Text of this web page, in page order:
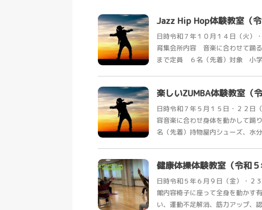
Jazz Hip Hop体験教室（令
日時令和７年１０月１４日（火
育集会所内容 音楽に合わせて踊
まで定員 ６名（先着）対象 小学
楽しいZUMBA体験教室（
日時令和７年５月１５日・２２日
容音楽に合わせ身体を動かして踊
名（先着）持物屋内シューズ、水
健康体操体験教室（令和５
日時令和５年６月９日（金）・２
館内容椅子に座って全身を動かす
い、運動不足解消、筋力アップ、